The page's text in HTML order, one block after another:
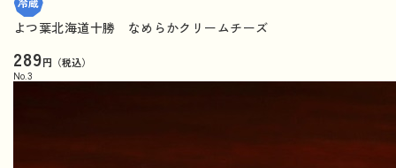
よつ葉北海道十勝 なめらかクリームチーズ
289円（税込）
No. 3